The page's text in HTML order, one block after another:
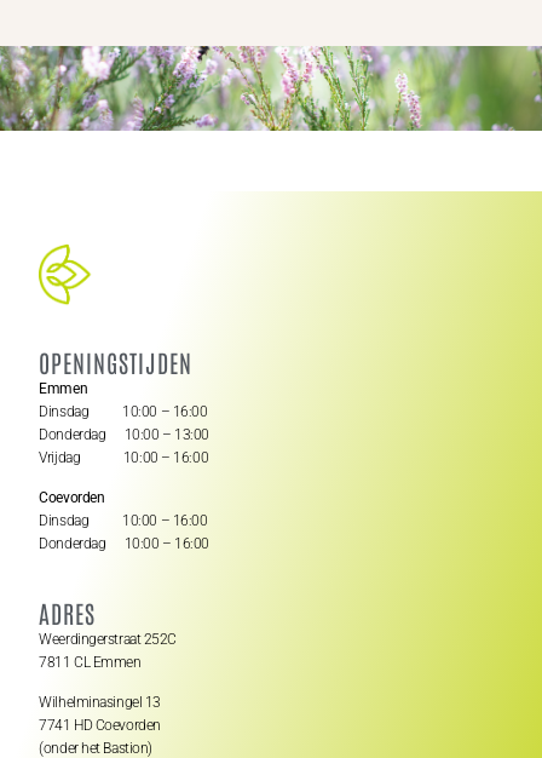
OPENINGSTIJDEN
Emmen
Dinsdag 10:00 – 16:00
Donderdag 10:00 – 13:00
Vrijdag 10:00 – 16:00
Coevorden
Dinsdag 10:00 – 16:00
Donderdag 10:00 – 16:00
ADRES
Weerdingerstraat 252C
7811 CL Emmen
Wilhelminasingel 13
7741 HD Coevorden
(onder het Bastion)